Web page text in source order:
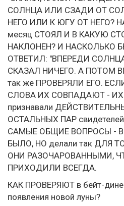
СОЛНЦА ИЛИ СЗАДИ ОТ
НЕГО ИЛИ К ЮГУ ОТ НЕГО?
месяц СТОЯЛ И В КАКУЮ
НАКЛОНЕН? И НАСКОЛЬКО
ОТВЕТИЛ: "ВПЕРЕДИ
СКАЗАЛ НИЧЕГО. А ПОТОМ
так же ПРОВЕРЯЛИ ЕГО.
СЛОВА ИХ СОВПАДАЮТ -
признавали
ОСТАЛЬНЫХ ПАР
САМЫЕ ОБЩИЕ ВОПРОСЫ -
БЫЛО, НО делали так ДЛЯ
ОНИ РАЗОЧАРОВАННЫМИ,
ПРИХОДИЛИ ВСЕГДА.
КАК ПРОВЕРЯЮТ в бейт-
появления новой луны?